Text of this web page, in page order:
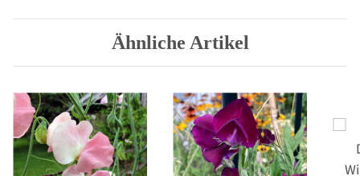
Ähnliche Artikel